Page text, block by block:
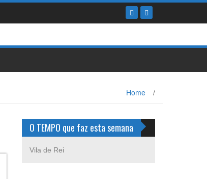
Home /
O TEMPO que faz esta semana
Vila de Rei